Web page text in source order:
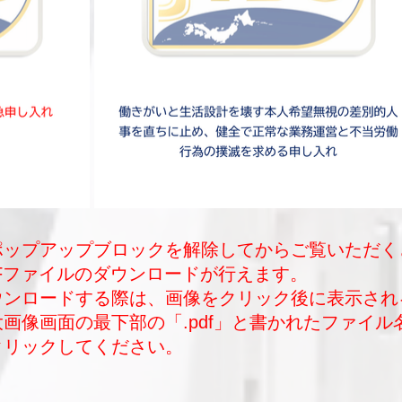
プアップブロックを解除してからご覧いただく
ァイルのダウンロードが行えます。
ロードする際は、画像をクリック後に表示され
像画面の最下部の「.pdf」と書かれたファイル
ックしてください。